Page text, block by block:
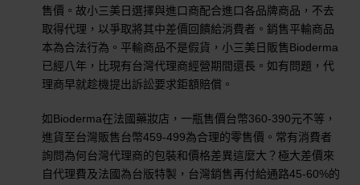
售價。故小三美日選擇與進口商配合進口各品牌商品，不去
取得代理，以爭取將其中差價回饋給消費者。銷售平輸商品
本為合法行為。平輸商品不是假貨，小三美日販售Bioderma
已經八年，比現有台灣代理商經營期間還長。如有問題，代
理商早就趁機提出訴訟要求鉅額賠償。
如Bioderma在法國藥妝店，一瓶售價台幣360-390元不等，
進貨至台灣販售台幣459-499為合理的零售價。常有消費者
詢問為何台灣代理商的包裝和價格差異這麼大？極大差價來
自代理費及法國為台版特製，台灣銷售再付給通路45-60%的